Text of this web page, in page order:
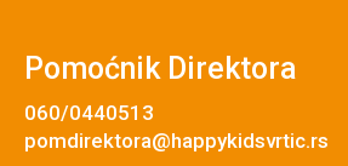
Pomoćnik Direktora
060/0440513
pomdirektora@happykidsvrtic.rs